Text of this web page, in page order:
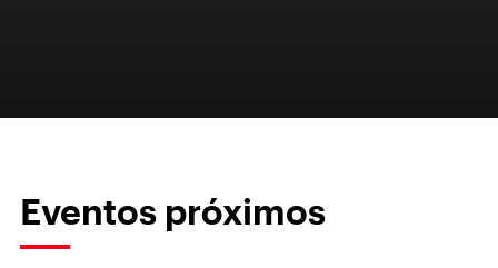
Eventos próximos